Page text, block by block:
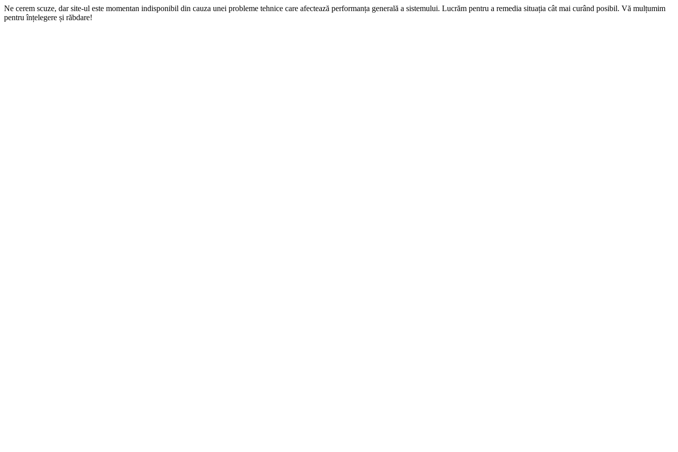
Ne cerem scuze, dar site-ul este momentan indisponibil din cauza unei probleme tehnice care afectează performanța generală a sistemului. Lucrăm pentru a remedia situația cât mai curând posibil. Vă mulțumim
pentru înțelegere și răbdare!